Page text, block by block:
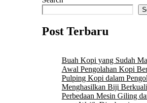
Post Terbaru
Buah Kopi yang Sudah
Awal Pengolahan Kopi
Pulping Kopi dalam
Menghasilkan Biji
Perbedaan Mesin Giling